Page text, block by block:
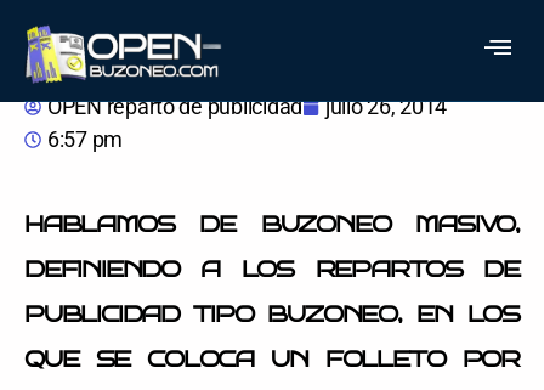
BUZONEO MASIVO
OPEN reparto de publicidad
julio 26, 2014
6:57 pm
HABLAMOS DE BUZONEO MASIVO,
DEFINIENDO A LOS REPARTOS DE
PUBLICIDAD TIPO BUZONEO, EN LOS
QUE SE COLOCA UN FOLLETO POR